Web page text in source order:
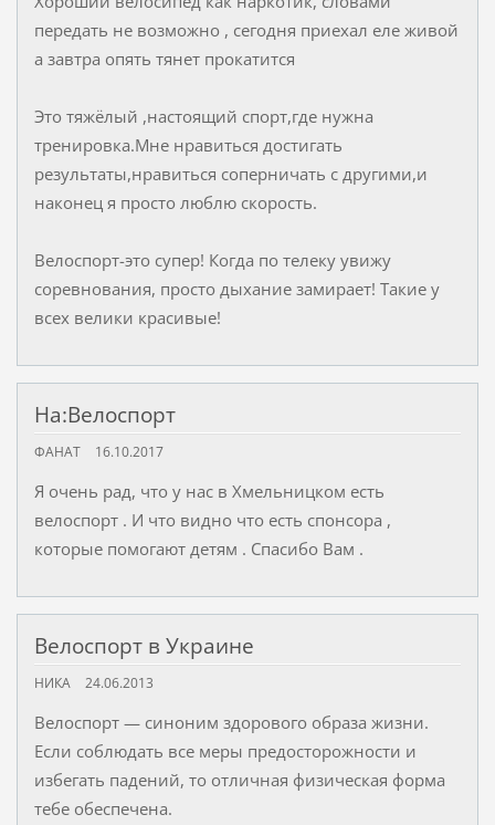
передать не возможно , сегодня приехал еле живой
а завтра опять тянет прокатится
Это тяжёлый ,настоящий спорт,где нужна
тренировка.Мне нравиться достигать
результаты,нравиться соперничать с другими,и
наконец я просто люблю скорость.
Велоспорт-это супер! Когда по телеку увижу
соревнования, просто дыхание замирает! Такие у
всех велики красивые!
На:Велоспорт
ФАНАТ 16.10.2017
Я очень рад, что у нас в Хмельницком есть
велоспорт . И что видно что есть спонсора ,
которые помогают детям . Спасибо Вам .
Велоспорт в Украине
НИКА 24.06.2013
Велоспорт ― синоним здорового образа жизни.
Если соблюдать все меры предосторожности и
избегать падений, то отличная физическая форма
тебе обеспечена.